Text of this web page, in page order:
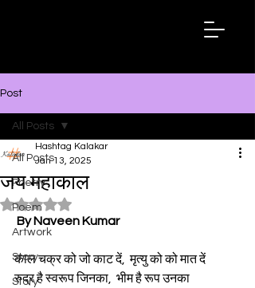
Post
All Posts
Poetry
Poem
Artwork
Story
Story
All Posts
जय महाकाल
Hashtag Kalakar
Jan 13, 2025
Rated NaN out of 5 stars.
By Naveen Kumar
काल चक्र को जो काट दें,  मृत्यु को को मात दें
रुद्र है स्वरूप जिनका,  भीम है रूप उनका